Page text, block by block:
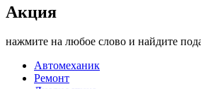
Акция
нажмите на любое слово и найдите
Автомеханик
Ремонт